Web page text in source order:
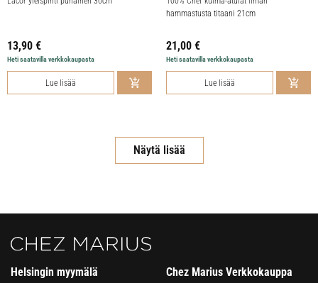
13,90 €
Heti saatavilla verkkokaupasta
Lue lisää
hammastusta titaani 21cm
21,00 €
Heti saatavilla verkkokaupasta
Lue lisää
Näytä lisää
Helsingin myymälä Chez Marius Verkkokauppa